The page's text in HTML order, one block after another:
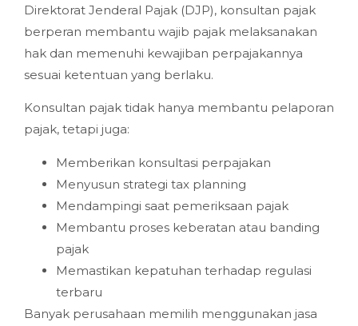
Direktorat Jenderal Pajak (DJP), konsultan pajak
berperan membantu wajib pajak melaksanakan
hak dan memenuhi kewajiban perpajakannya
sesuai ketentuan yang berlaku.
Konsultan pajak tidak hanya membantu pelaporan
pajak, tetapi juga:
Memberikan konsultasi perpajakan
Menyusun strategi tax planning
Mendampingi saat pemeriksaan pajak
Membantu proses keberatan atau banding
pajak
Memastikan kepatuhan terhadap regulasi
terbaru
Banyak perusahaan memilih menggunakan jasa